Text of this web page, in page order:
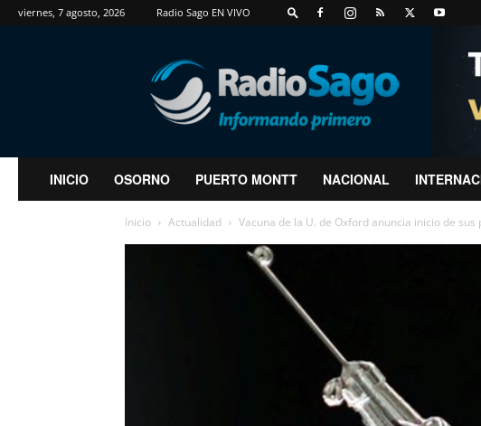
viernes, 7 agosto, 2026 Radio Sago EN VIVO
RadioSago
INICIO OSORNO PUERTO MONTT NACIONAL
Inicio Actualidad Vacuna de la U. de Oxford anuncia inicio de sus